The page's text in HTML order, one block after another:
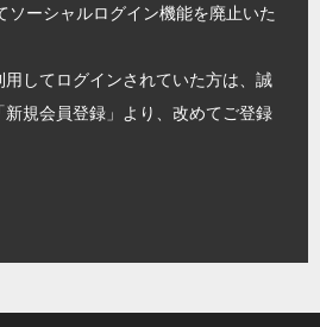
ーシャルログイン機能を廃止いた
してログインされていた方は、誠
規会員登録」より、改めてご登録